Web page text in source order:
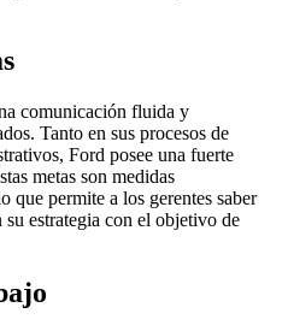
comunicación fluida y
Tanto en sus procesos de
Ford posee una fuerte
metas son medidas
que permite a los gerentes saber
su estrategia con el objetivo de